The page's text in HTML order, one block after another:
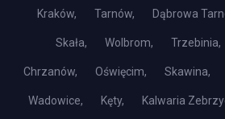
Kraków, Tarnów, Dąbrowa
Skała, Wolbrom, Trzebinia,
Chrzanów, Oświęcim, Skawina,
Wadowice, Kęty, Kalwaria